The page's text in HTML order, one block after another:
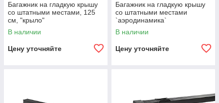
Багажник на гладкую крышу
со штатными местами, 125
см, "крыло"
В наличии
Цену уточняйте
Багажник на гладкую крышу
со штатными местами
`аэродинамика`
В наличии
Цену уточняйте